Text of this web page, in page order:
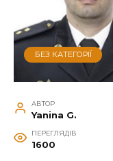
БЕЗ КАТЕГОРІЇ
АВТОР
Yanina G.
ПЕРЕГЛЯДІВ
1600